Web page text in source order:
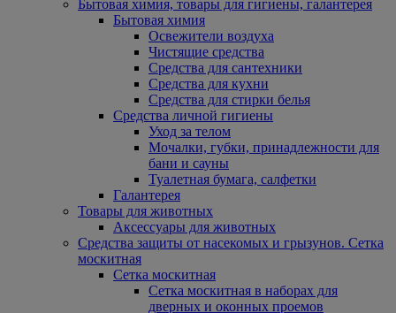
Бытовая химия, товары для гигиены, галантерея
Бытовая химия
Освежители воздуха
Чистящие средства
Средства для сантехники
Средства для кухни
Средства для стирки белья
Средства личной гигиены
Уход за телом
Мочалки, губки, принадлежности для
бани и сауны
Туалетная бумага, салфетки
Галантерея
Товары для животных
Аксессуары для животных
Средства защиты от насекомых и грызунов. Сетка
москитная
Сетка москитная
Сетка москитная в наборах для
дверных и оконных проемов